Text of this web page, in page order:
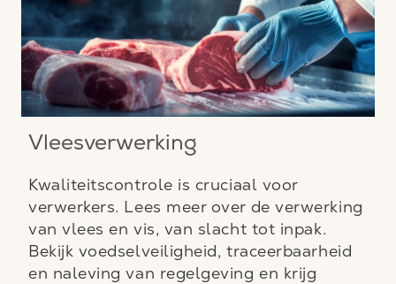
Vleesverwerking
Kwaliteitscontrole is cruciaal voor
verwerkers. Lees meer over de verwerking
van vlees en vis, van slacht tot inpak.
Bekijk voedselveiligheid, traceerbaarheid
en naleving van regelgeving en krijg